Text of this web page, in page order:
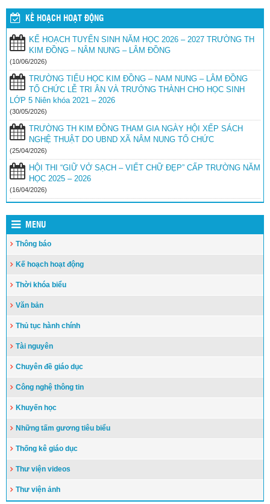
GIAO LƯU BÉ YÊU TIẾNG VIỆT BẬC HỌC MẦM NON CẤP
HUYỆN LẦN THỨ I NĂM HỌC 2020 – 2021
GIAO LƯU BÉ YÊU TIẾNG VIỆT BẬC HỌC MẦM NON CẤP
HUYỆN LẦN THỨ I NĂM HỌC 2020 – 2021(04/04/2021)
GIAO LƯU BÉ YÊU TIẾNG VIỆT CẤP HUYỆN LẦN THỨ I NĂM
HỌC 2020 – 2021 (04/04/2021)
GIAO LƯU BÉ YÊU TIẾNG VIỆT CẤP HUYỆN LẦN THỨ I NĂM
HỌC 2020 – 2021
KẾ HOẠCH HOẠT ĐỘNG
KẾ HOẠCH TUYỂN SINH NĂM HỌC 2026 – 2027 TRƯỜNG TH
KIM ĐỒNG – NÂM NUNG – LÂM ĐỒNG
(10/06/2026)
TRƯỜNG TIỂU HỌC KIM ĐỒNG – NAM NUNG – LÂM ĐỒNG
TỔ CHỨC LỄ TRI ÂN VÀ TRƯỞNG THÀNH CHO HỌC SINH
LỚP 5 Niên khóa 2021 – 2026
(30/05/2026)
TRƯỜNG TH KIM ĐỒNG THAM GIA NGÀY HỘI XẾP SÁCH
NGHỆ THUẬT DO UBND XÃ NÂM NUNG TỔ CHỨC
(25/04/2026)
HỘI THI “GIỮ VỞ SẠCH – VIẾT CHỮ ĐẸP” CẤP TRƯỜNG NĂM
HỌC 2025 – 2026
(16/04/2026)
MENU
Thông báo
Kế hoạch hoạt động
Thời khóa biểu
Văn bản
Thủ tục hành chính
Tài nguyên
Chuyên đề giáo dục
Công nghệ thông tin
Khuyến học
Những tấm gương tiêu biểu
Thống kê giáo dục
Thư viện videos
Thư viện ảnh